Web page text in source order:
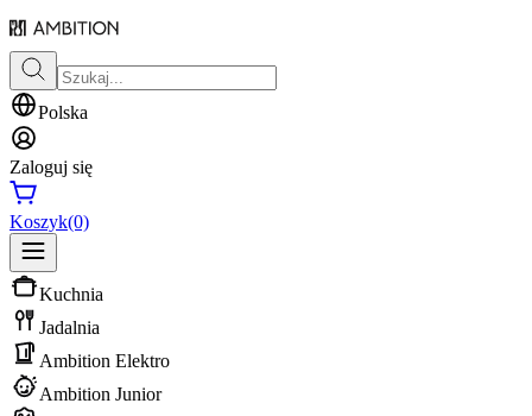
Polska
Zaloguj się
Koszyk(0)
Kuchnia
Jadalnia
Ambition Elektro
Ambition Junior